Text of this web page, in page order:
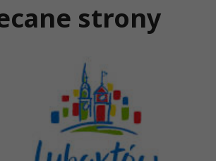
strony